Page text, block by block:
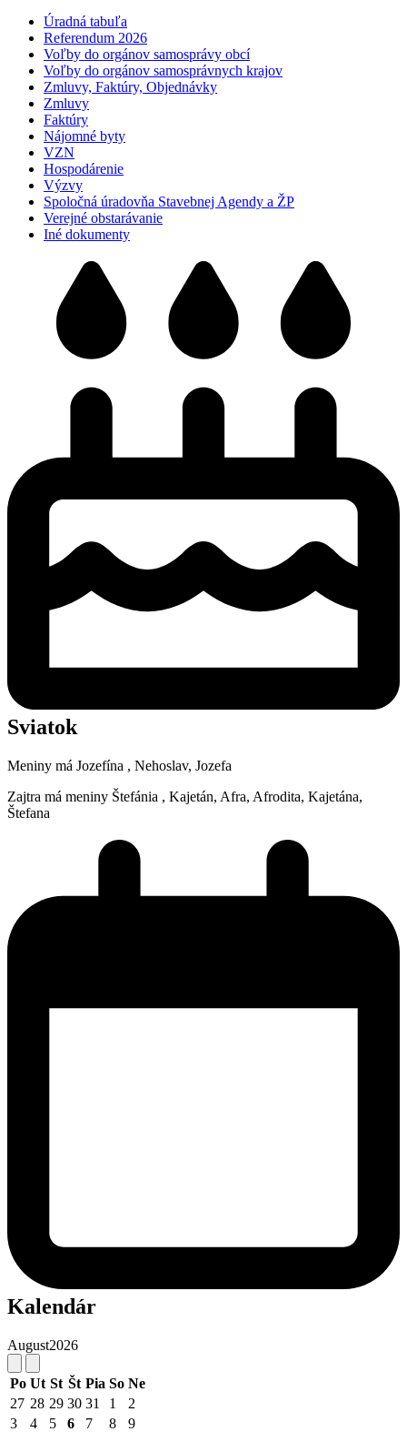
Úradná tabuľa
Referendum 2026
Voľby do orgánov samosprávy obcí
Voľby do orgánov samosprávnych krajov
Zmluvy, Faktúry, Objednávky
Zmluvy
Faktúry
Nájomné byty
VZN
Hospodárenie
Výzvy
Spoločná úradovňa Stavebnej Agendy a ŽP
Verejné obstarávanie
Iné dokumenty
Sviatok
Meniny má Jozefína , Nehoslav, Jozefa
Zajtra má meniny Štefánia , Kajetán, Afra, Afrodita, Kajetána,
Štefana
Kalendár
August2026
Po Ut St Št Pia So Ne
27 28 29 30 31 1
2
3
4 5 6 7 8
9